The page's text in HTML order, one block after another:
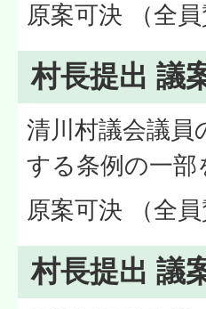
原案可決 （全員
村長提出 議
清川村議会議員
する条例の一
原案可決 （全員
村長提出 議